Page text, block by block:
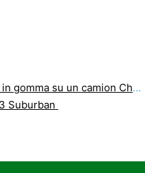
su un camion Chevy
Suburban